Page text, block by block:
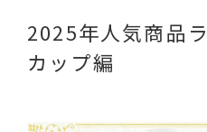
2025年人気商品
カップ編